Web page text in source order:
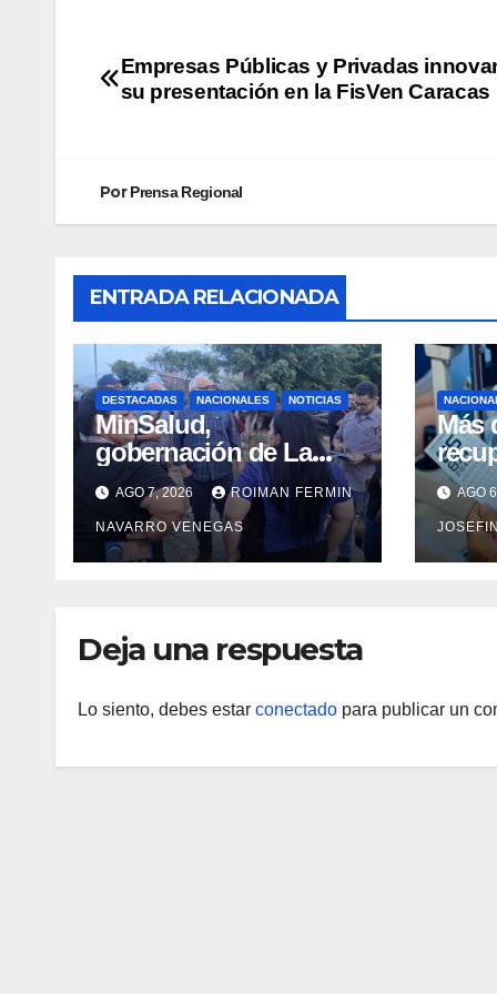
Empresas Públicas y Privadas
su presentación en la FisVen Caracas
PorPrensa Regional
ENTRADA RELACIONADA
DESTACADAS NACIONALES NOTICIAS
MinSalud,
gobernación de La
Guaira y Plan
Venezuela Renace
iniciaron la
rehabilitación integral
el Mar
AGO 7, 2026 ROIMAN FERMIN
NAVARRO VENEGAS
Más
con
deAGO
Deja una respuesta
Lo siento, debes estar conectado para publicar un